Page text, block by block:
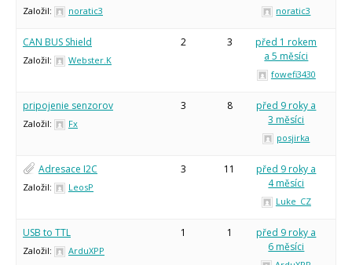
Založil: noratic3 noratic3
CAN BUS Shield
Založil: Webster.K
2 3
před 1 rokem
a 5 měsíci
fowefi3430
pripojenie senzorov
Založil: Fx
3 8
před 9 roky a
3 měsíci
posjirka
Adresace I2C
Založil: LeosP
3 11
před 9 roky a
4 měsíci
Luke_CZ
USB to TTL
Založil: ArduXPP
1 1
před 9 roky a
6 měsíci